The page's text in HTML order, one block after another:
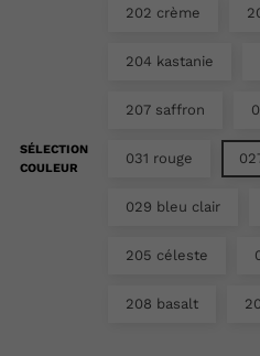
SÉLECTION
COULEUR
202 crème
204 kastanie
207 saffron
031 rouge
029 bleu clair
205 céleste
208 basalt